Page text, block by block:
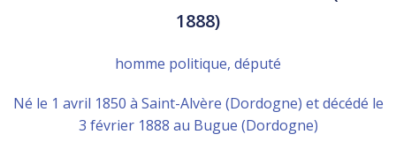
1888)
homme politique, député
Né le 1 avril 1850 à Saint-Alvère (Dordogne) et décédé le
3 février 1888 au Bugue (Dordogne)